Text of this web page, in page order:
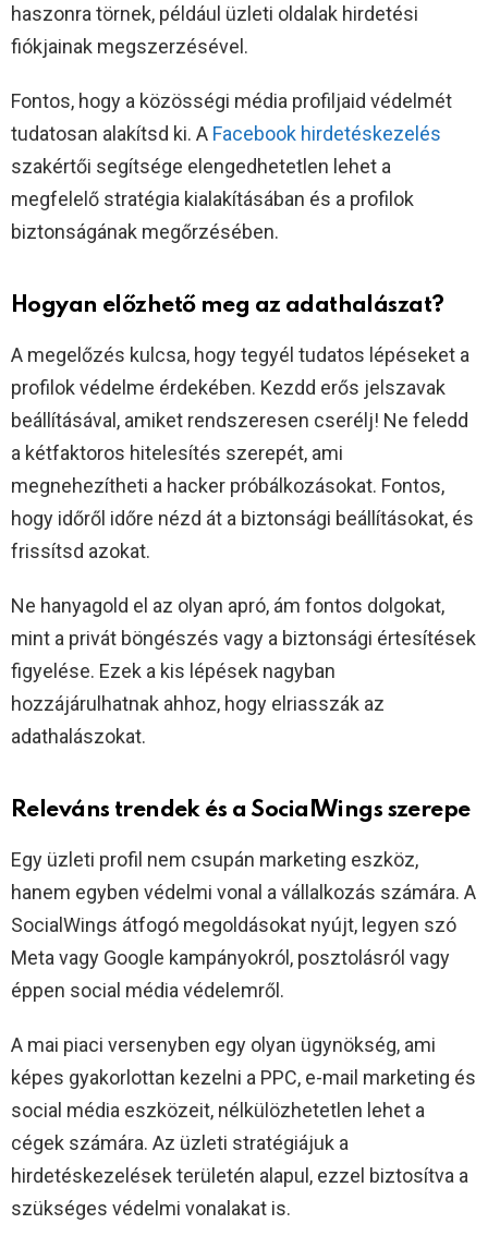
haszonra törnek, például üzleti oldalak hirdetési
fiókjainak megszerzésével.
Fontos, hogy a közösségi média profiljaid védelmét
tudatosan alakítsd ki. A Facebook hirdetéskezelés
szakértői segítsége elengedhetetlen lehet a
megfelelő stratégia kialakításában és a profilok
biztonságának megőrzésében.
Hogyan előzhető meg az adathalászat?
A megelőzés kulcsa, hogy tegyél tudatos lépéseket a
profilok védelme érdekében. Kezdd erős jelszavak
beállításával, amiket rendszeresen cserélj! Ne feledd
a kétfaktoros hitelesítés szerepét, ami
megnehezítheti a hacker próbálkozásokat. Fontos,
hogy időről időre nézd át a biztonsági beállításokat, és
frissítsd azokat.
Ne hanyagold el az olyan apró, ám fontos dolgokat,
mint a privát böngészés vagy a biztonsági értesítések
figyelése. Ezek a kis lépések nagyban
hozzájárulhatnak ahhoz, hogy elriasszák az
adathalászokat.
Releváns trendek és a SocialWings szerepe
Egy üzleti profil nem csupán marketing eszköz,
hanem egyben védelmi vonal a vállalkozás számára. A
SocialWings átfogó megoldásokat nyújt, legyen szó
Meta vagy Google kampányokról, posztolásról vagy
éppen social média védelemről.
A mai piaci versenyben egy olyan ügynökség, ami
képes gyakorlottan kezelni a PPC, e-mail marketing és
social média eszközeit, nélkülözhetetlen lehet a
cégek számára. Az üzleti stratégiájuk a
hirdetéskezelések területén alapul, ezzel biztosítva a
szükséges védelmi vonalakat is.